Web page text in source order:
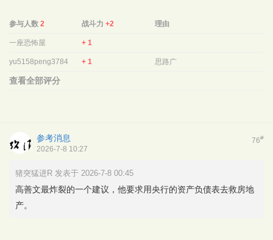
参与人数 2 战斗力+2 理由
一座恐怖屋 + 1
yu5158peng3784 + 1 思路广
查看全部评分
76#
参考消息
2026-7-8 10:27
猪突猛进R 发表于 2026-7-8 00:45
高善文最炸裂的一个建议，他要求用央行的资产负债表去救房地
产。